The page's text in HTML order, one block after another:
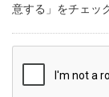
意する」をチェッ